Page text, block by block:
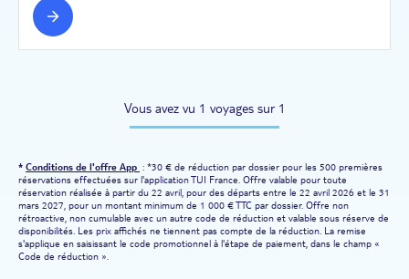
Vous avez vu 1 voyages sur 1
* Conditions de l'offre App : *30 € de réduction par dossier pour les 500 premières
réservations effectuées sur l'application TUI France. Offre valable pour toute
réservation réalisée à partir du 22 avril, pour des départs entre le 22 avril 2026 et le 31
mars 2027, pour un montant minimum de 1 000 € TTC par dossier. Offre non
rétroactive, non cumulable avec un autre code de réduction et valable sous réserve de
disponibilités. Les prix affichés ne tiennent pas compte de la réduction. La remise
s'applique en saisissant le code promotionnel à l'étape de paiement, dans le champ «
Code de réduction ».